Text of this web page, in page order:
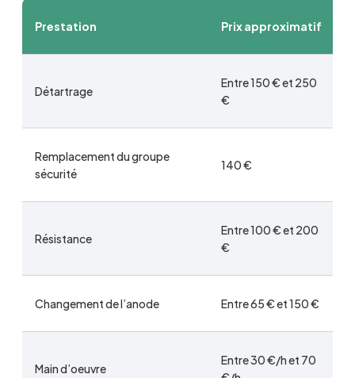
Prestation Prix approximatif
Détartrage
Entre 150 € et 250
€
Remplacement du groupe
sécurité
140 €
Résistance
Entre 100 € et 200
€
Changement de l’anode Entre 65 € et 150 €
Main d’oeuvre
Entre 30 €/h et 70